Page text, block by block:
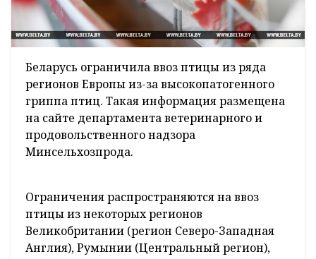
Беларусь ограничила ввоз птицы из ряда
регионов Европы из-за высокопатогенного
гриппа птиц. Такая информация размещена
на сайте департамента ветеринарного и
продовольственного надзора
Минсельхозпрода.
Ограничения распространяются на ввоз
птицы из некоторых регионов
Великобритании (регион Северо-Западная
Англия), Румынии (Центральный регион),